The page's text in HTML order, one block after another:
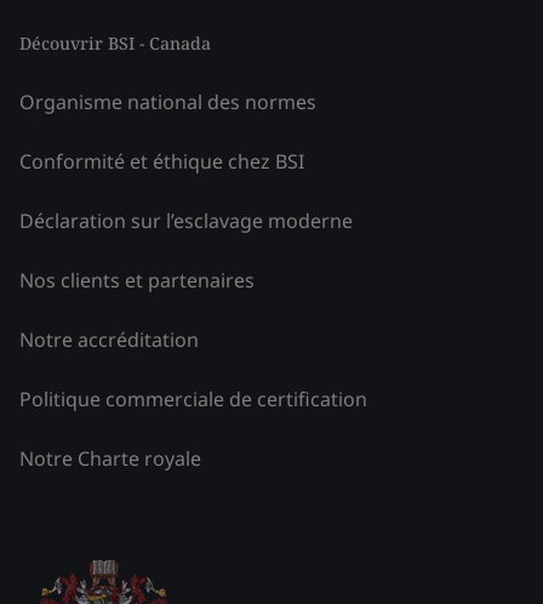
Découvrir BSI - Canada
Organisme national des normes
Conformité et éthique chez BSI
Déclaration sur l’esclavage moderne
Nos clients et partenaires
Notre accréditation
Politique commerciale de certification
Notre Charte royale